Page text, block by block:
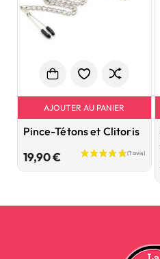
AJOUTER AU PANIER
Pince-Tétons et Clitoris
19,90 €Prix